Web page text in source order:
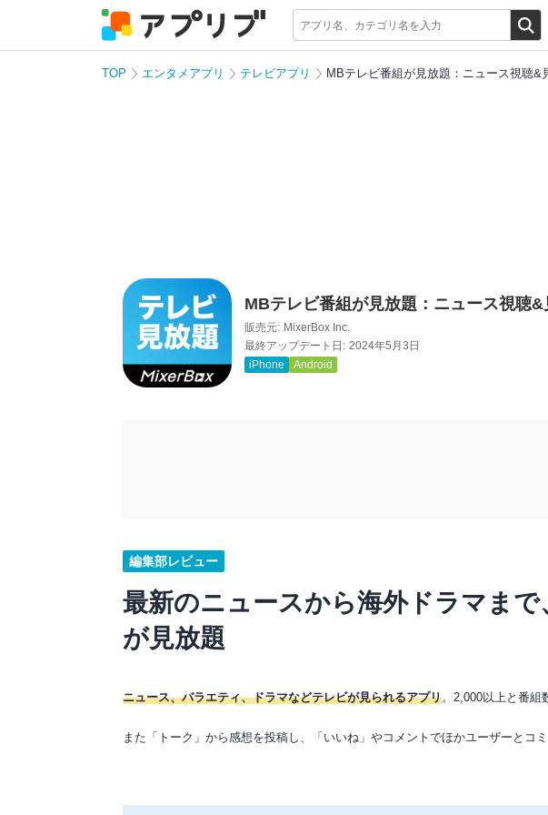
TOP エンタメアプリ テレビアプリ MBテレビ番組が見放題：ニュース視聴&
MBテレビ番組が見放題：ニュース視聴&
販売元: MixerBox Inc.
最終アップデート日: 2024年5月3日
iPhone
Android
編集部レビュー
最新のニュースから海外ドラマまで
が見放題
ニュース、バラエティ、ドラマなどテレビが見られるアプリ。2,000以上と番組
また「トーク」から感想を投稿し、「いいね」やコメントでほかユーザーとコ